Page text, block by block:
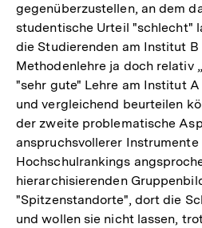
gegenüberzustellen, an dem
studentische Urteil "schlecht"
die Studierenden am Institut
Methodenlehre ja doch relativ
"sehr gute" Lehre am Institut
und vergleichend beurteilen
der zweite problematische
anspruchsvollerer Instrumente
Hochschulrankings
hierarchisierenden
"Spitzenstandorte", dort die
und wollen sie nicht lassen,